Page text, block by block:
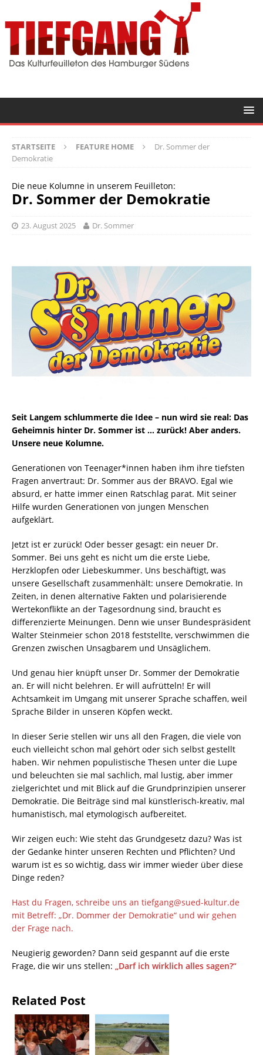
STARTSEITE FEATURE HOME
Dr. Sommer der
Demokratie
Die neue Kolumne in unserem Feuilleton:
Dr. Sommer der Demokratie
23. August 2025 Dr. Sommer
Seit Langem schlummerte die Idee – nun wird sie real: Das
Geheimnis hinter Dr. Sommer ist … zurück! Aber anders.
Unsere neue Kolumne.
Generationen von Teenager*innen haben ihm ihre tiefsten
Fragen anvertraut: Dr. Sommer aus der BRAVO. Egal wie
absurd, er hatte immer einen Ratschlag parat. Mit seiner
Hilfe wurden Generationen von jungen Menschen
aufgeklärt.
Jetzt ist er zurück! Oder besser gesagt: ein neuer Dr.
Sommer. Bei uns geht es nicht um die erste Liebe,
Herzklopfen oder Liebeskummer. Uns beschäftigt, was
unsere Gesellschaft zusammenhält: unsere Demokratie. In
Zeiten, in denen alternative Fakten und polarisierende
Wertekonflikte an der Tagesordnung sind, braucht es
differenzierte Meinungen. Denn wie unser Bundespräsident
Walter Steinmeier schon 2018 feststellte, verschwimmen die
Grenzen zwischen Unsagbarem und Unsäglichem.
Und genau hier knüpft unser Dr. Sommer der Demokratie
an. Er will nicht belehren. Er will aufrütteln! Er will
Achtsamkeit im Umgang mit unserer Sprache schaffen, weil
Sprache Bilder in unseren Köpfen weckt.
In dieser Serie stellen wir uns all den Fragen, die viele von
euch vielleicht schon mal gehört oder sich selbst gestellt
haben. Wir nehmen populistische Thesen unter die Lupe
und beleuchten sie mal sachlich, mal lustig, aber immer
zielgerichtet und mit Blick auf die Grundprinzipien unserer
Demokratie. Die Beiträge sind mal künstlerisch-kreativ, mal
humanistisch, mal etymologisch aufbereitet.
Wir zeigen euch: Wie steht das Grundgesetz dazu? Was ist
der Gedanke hinter unseren Rechten und Pflichten? Und
warum ist es so wichtig, dass wir immer wieder über diese
Dinge reden?
Hast du Fragen, schreibe uns an tiefgang@sued-kultur.de
mit Betreff: „Dr. Dommer der Demokratie“ und wir gehen
der Frage nach.
Neugierig geworden? Dann seid gespannt auf die erste
Frage, die wir uns stellen: „Darf ich wirklich alles sagen?“
Related Post